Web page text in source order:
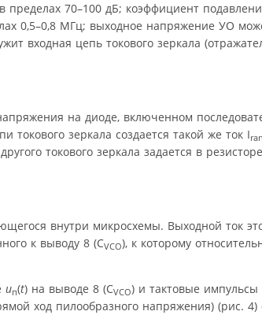
70–100 дБ; коэффициент
0,5–0,8 МГц; выходное напряжение УО
входная цепь токового зеркала
на диоде, включенном
зеркала создается такой же ток I
токового зеркала задается в
внутри микросхемы. Выходной ток
к выводу 8 (CVCO), к которому
uп(t) на выводе 8 (CVCO) и тактовые импульсы
ход пилообразного напряжения) (рис.